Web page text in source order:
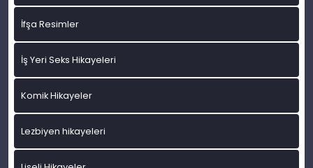
İfşa Resimler
İş Yeri Seks Hikayeleri
Komik Hikayeler
Lezbiyen hikayeleri